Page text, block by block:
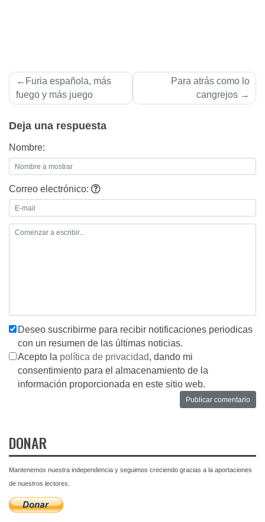
Navegación
de
Furia española, más
fuego y más juego
Para atrás como lo
cangrejos
Deja una respuesta
Nombre:
Correo electrónico:
Deseo suscribirme para recibir notificaciones periodicas
con un resumen de las últimas noticias.
Acepto la política de privacidad, dando mi
consentimiento para el almacenamiento de la
información proporcionada en este sitio web.
DONAR
Mantenemos nuestra independencia y seguimos creciendo gracias a la aportaciones
de nuestros lectores.